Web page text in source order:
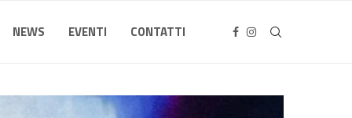
NEWS EVENTI CONTATTI